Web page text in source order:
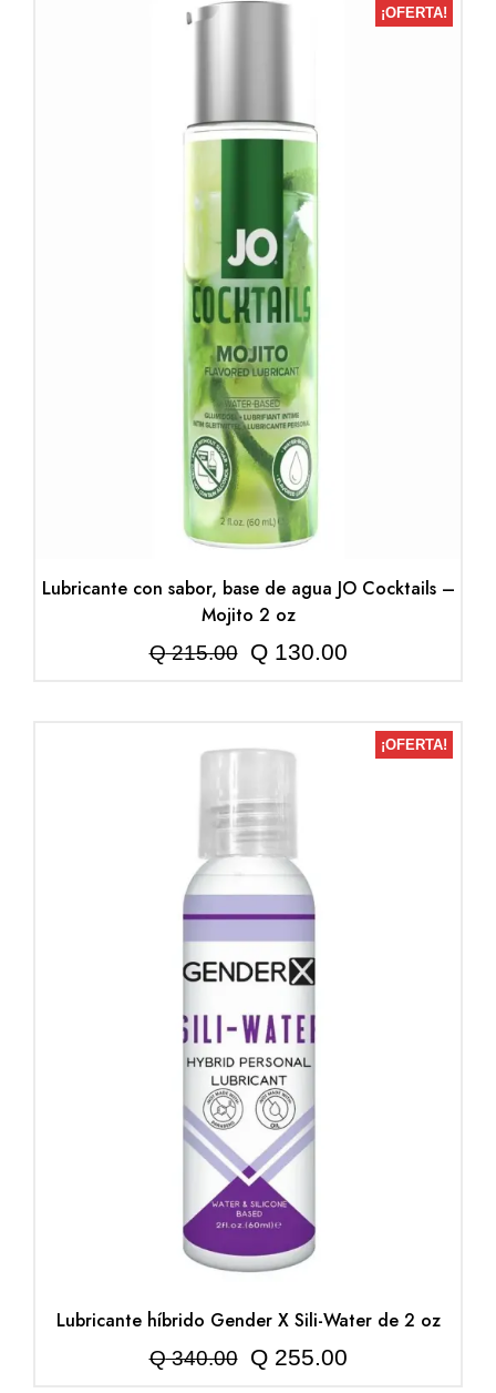
¡OFERTA!
Lubricante con sabor, base de agua JO Cocktails –
Mojito 2 oz
Q215.00 El
era:
Q130.00El
es: ¡OFERTA!
Lubricante híbrido Gender X Sili-Water de 2 oz
Q340.00 El
Q255.00El